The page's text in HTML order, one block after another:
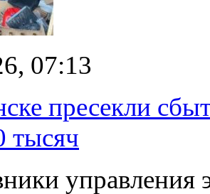
07:13
пресекли
тысяч
управления